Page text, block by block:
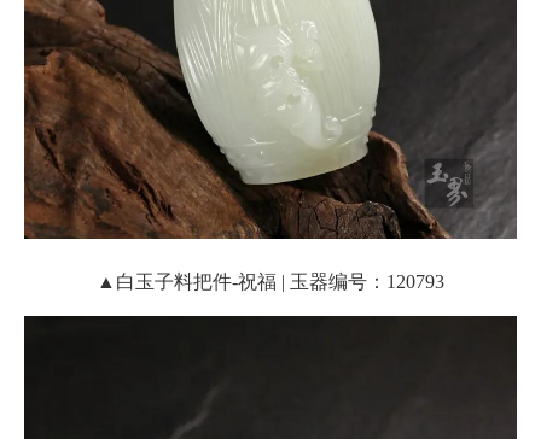
▲白玉子料把件-祝福 | 玉器编号：120793